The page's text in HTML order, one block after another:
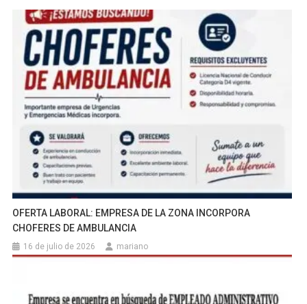
OFERTA LABORAL: EMPRESA DE LA ZONA INCORPORA
CHOFERES DE AMBULANCIA
16 de julio de 2026 mariano